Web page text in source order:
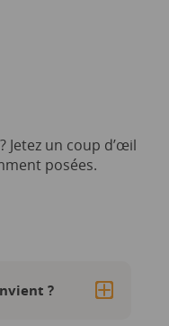
Jetez un coup d’œil
posées.
?